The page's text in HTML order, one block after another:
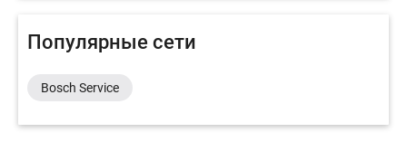
Популярные сети
Bosch Service